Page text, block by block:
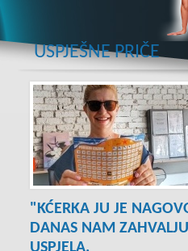
USPJEŠNE PRIČE
"KĆERKA JU JE
DANAS NAM
USPJELA.